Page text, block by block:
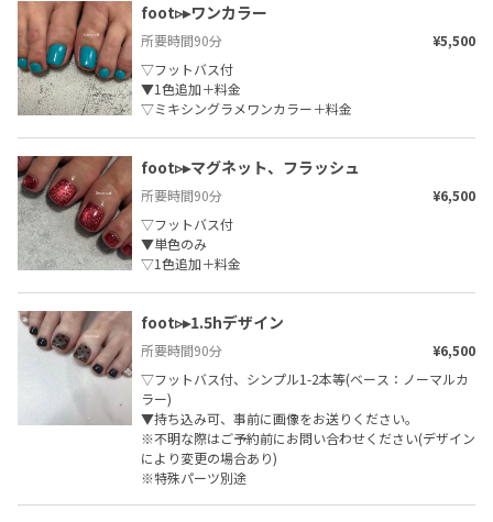
foot▹▸ワンカラー
所要時間90分
¥5,500
▽フットバス付
▼1色追加＋料金
▽ミキシングラメワンカラー＋料金
foot▹▸﻿マグネット、フラッシュ
所要時間90分
¥6,500
▽フットバス付
▼単色のみ
▽1色追加＋料金
foot▹▸1.5hデザイン
所要時間90分
¥6,500
▽フットバス付、シンプル1-2本等(ベース：ノーマルカ
ラー)
▼持ち込み可、事前に画像をお送りください。
※不明な際はご予約前にお問い合わせください(デザイン
により変更の場合あり)
※特殊パーツ別途